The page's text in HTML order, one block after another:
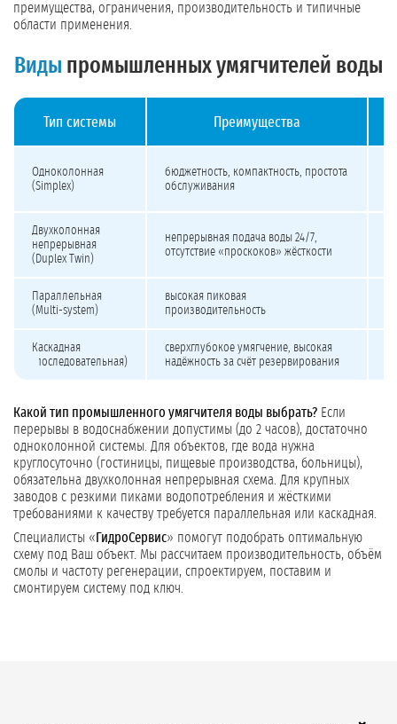
преимущества, ограничения, производительность и типичные
области применения.
Виды промышленных умягчителей воды
Тип системы Преимущества
Одноколонная
(Simplex)
бюджетность, компактность, простота
обслуживания
Двухколонная
непрерывная
(Duplex Twin)
непрерывная подача воды 24/7,
отсутствие «проскоков» жёсткости
Параллельная
(Multi-system)
высокая пиковая
производительность
Каскадная
(последовательная)
сверхглубокое умягчение, высокая
надёжность за счёт резервирования
Какой тип промышленного умягчителя воды выбрать? Если
перерывы в водоснабжении допустимы (до 2 часов), достаточно
одноколонной системы. Для объектов, где вода нужна
круглосуточно (гостиницы, пищевые производства, больницы),
обязательна двухколонная непрерывная схема. Для крупных
заводов с резкими пиками водопотребления и жёсткими
требованиями к качеству требуется параллельная или каскадная.
Специалисты «ГидроСервис» помогут подобрать оптимальную
схему под Ваш объект. Мы рассчитаем производительность, объём
смолы и частоту регенерации, спроектируем, поставим и
смонтируем систему под ключ.